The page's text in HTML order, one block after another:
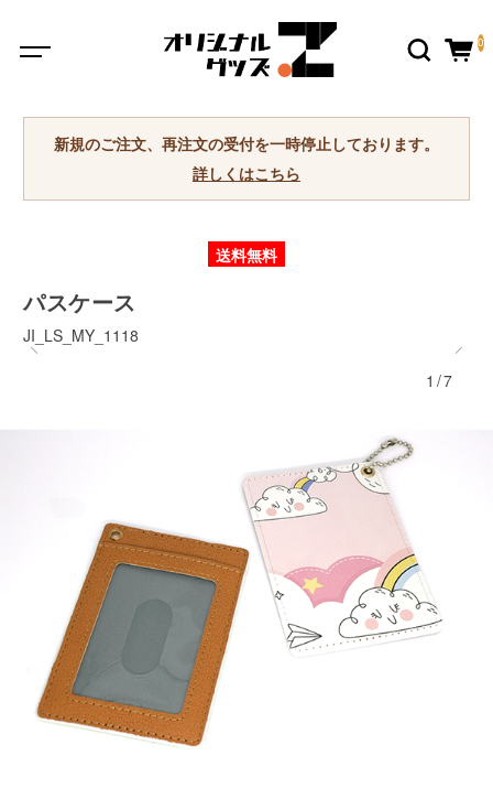
0
新規のご注文、再注文の受付を一時停止しております。
詳しくはこちら
送料無料
パスケース
JI_LS_MY_1118
1/7